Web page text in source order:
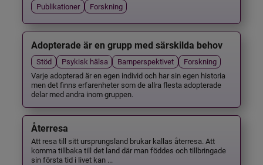
Publikationer Forskning
Adopterade är en grupp med särskilda behov
Stöd Psykisk hälsa Barnperspektivet
Forskning
Varje adopterad är en egen individ och har sin egen historia
men det finns erfarenheter som de allra flesta adopterade
delar med andra inom gruppen.
Återresa
Att resa till sitt ursprungsland brukar kallas återresa. Att
komma tillbaka till det land där man föddes och tillbringade
sin första tid i livet kan ...